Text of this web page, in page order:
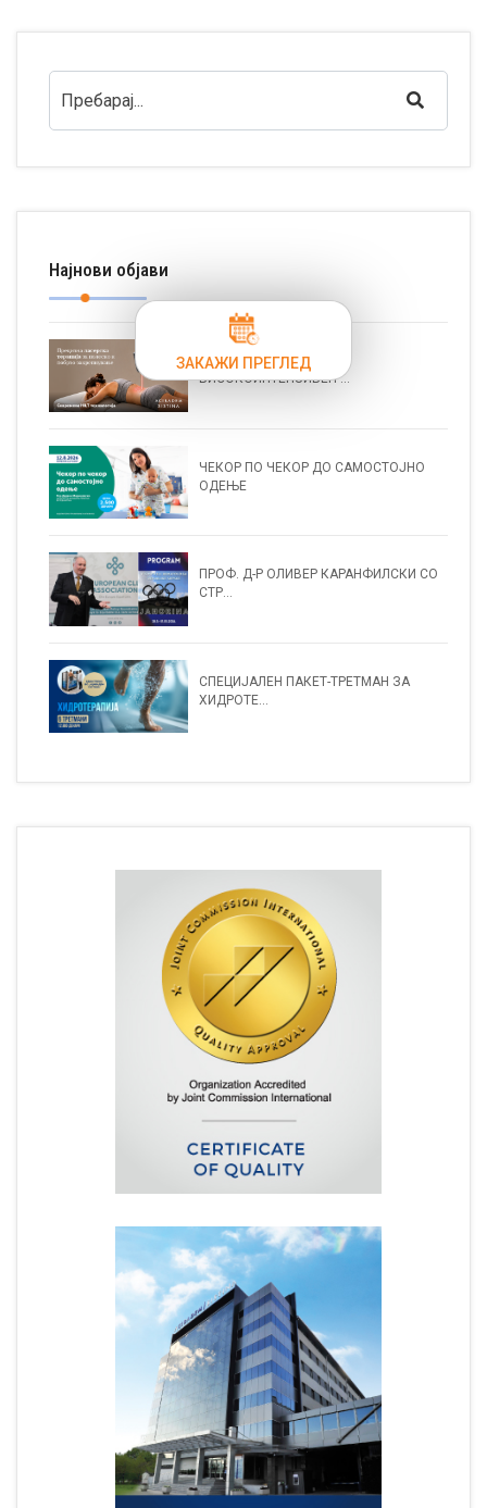
Најнови објави
НОВО: ТЕРАПИЈА СО
ВИСОКОИНТЕНЗИВЕН ...
ЧЕКОР ПО ЧЕКОР ДО САМОСТОЈНО
ОДЕЊЕ
ПРОФ. Д-Р ОЛИВЕР КАРАНФИЛСКИ СО
СТР...
СПЕЦИЈАЛЕН ПАКЕТ-ТРЕТМАН ЗА
ХИДРОТЕ...
ЗАКАЖИ ПРЕГЛЕД